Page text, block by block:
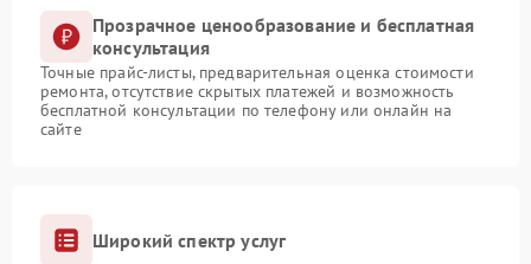
Прозрачное ценообразование и бесплатная
консультация
Точные прайс-листы, предварительная оценка стоимости
ремонта, отсутствие скрытых платежей и возможность
бесплатной консультации по телефону или онлайн на
сайте
Широкий спектр услуг